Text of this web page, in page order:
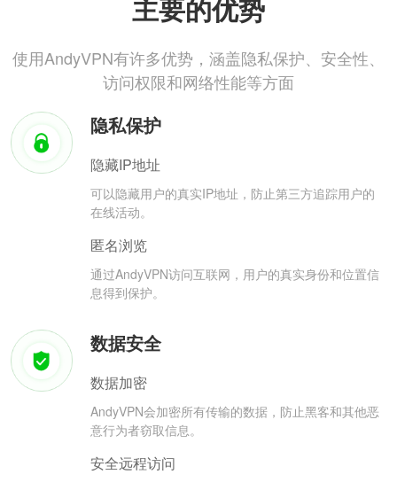
主要的优势
使用AndyVPN有许多优势，涵盖隐私保护、安全性、
访问权限和网络性能等方面
隐私保护
隐藏IP地址
可以隐藏用户的真实IP地址，防止第三方追踪用户的
在线活动。
匿名浏览
通过AndyVPN访问互联网，用户的真实身份和位置信
息得到保护。
数据安全
数据加密
AndyVPN会加密所有传输的数据，防止黑客和其他恶
意行为者窃取信息。
安全远程访问